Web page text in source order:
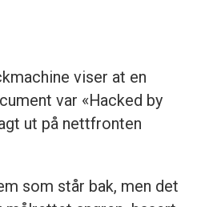
viser at en
var «Hacked by
ut på nettfronten
som står bak, men det